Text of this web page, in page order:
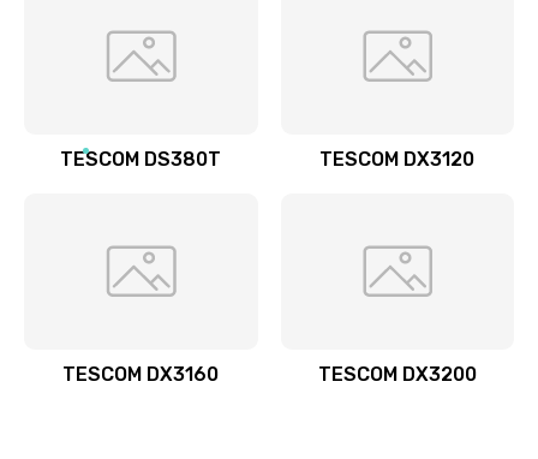
TESCOM DS380T TESCOM DX3120
TESCOM DX3160 TESCOM DX3200